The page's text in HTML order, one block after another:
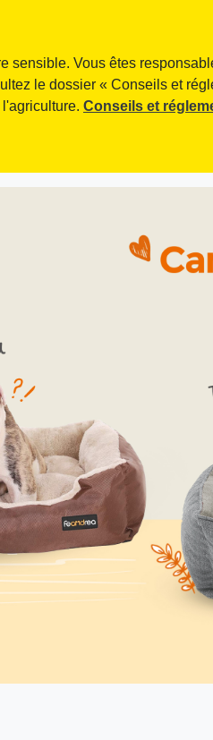
sensible. Vous êtes
le dossier « Conseils et
Conseils et